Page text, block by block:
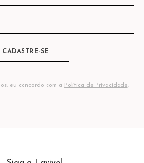
CADASTRE-SE
eu concordo com a Política de Privacidade.